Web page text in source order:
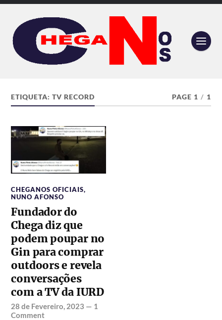
ETIQUETA:TV RECORD PAGE 1 / 1
CHEGANOS OFICIAIS,
NUNO AFONSO
Fundador do
Chega diz que
podem poupar no
Gin para comprar
outdoors e revela
conversações
com a TV da IURD
28 de Fevereiro, 2023 — 1
Comment